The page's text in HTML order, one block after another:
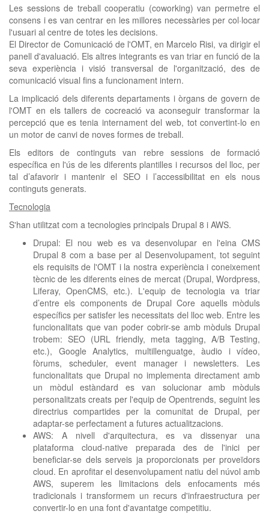
Les sessions de treball cooperatiu (coworking) van permetre el
consens i es van centrar en les millores necessàries per col·locar
l'usuari al centre de totes les decisions.
El Director de Comunicació de l'OMT, en Marcelo Risi, va dirigir el
panell d'avaluació. Els altres integrants es van triar en funció de la
seva experiència i visió transversal de l'organització, des de
comunicació visual fins a funcionament intern.
La implicació dels diferents departaments i òrgans de govern de
l'OMT en els tallers de cocreació va aconseguir transformar la
percepció que es tenia internament del web, tot convertint-lo en
un motor de canvi de noves formes de treball.
Els editors de continguts van rebre sessions de formació
específica en l'ús de les diferents plantilles i recursos del lloc, per
tal d’afavorir i mantenir el SEO i l’accessibilitat en els nous
continguts generats.
Tecnologia
S'han utilitzat com a tecnologies principals Drupal 8 i AWS.
Drupal: El nou web es va desenvolupar en l'eina CMS
Drupal 8 com a base per al Desenvolupament, tot seguint
els requisits de l'OMT i la nostra experiència i coneixement
tècnic de les diferents eines de mercat (Drupal, Wordpress,
Liferay, OpenCMS, etc.). L'equip de tecnologia va triar
d’entre els components de Drupal Core aquells mòduls
específics per satisfer les necessitats del lloc web. Entre les
funcionalitats que van poder cobrir-se amb mòduls Drupal
trobem: SEO (URL friendly, meta tagging, A/B Testing,
etc.), Google Analytics, multillenguatge, àudio i vídeo,
fòrums, scheduler, event manager i newsletters. Les
funcionalitats que Drupal no implementa directament amb
un mòdul estàndard es van solucionar amb mòduls
personalitzats creats per l'equip de Opentrends, seguint les
directrius compartides per la comunitat de Drupal, per
adaptar-se perfectament a futures actualitzacions.
AWS: A nivell d'arquitectura, es va dissenyar una
plataforma cloud-native preparada des de l'inici per
beneficiar-se dels serveis ja proporcionats per proveïdors
cloud. En aprofitar el desenvolupament natiu del núvol amb
AWS, superem les limitacions dels enfocaments més
tradicionals i transformem un recurs d'infraestructura per
convertir-lo en una font d'avantatge competitiu.